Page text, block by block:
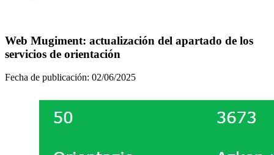
Web Mugiment: actualización del apartado de los
servicios de orientación
Fecha de publicación: 02/06/2025